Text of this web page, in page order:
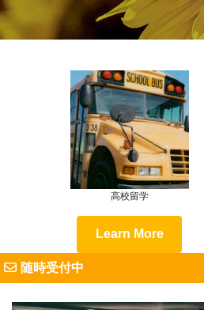
高校留学
Learn More
随時受付中